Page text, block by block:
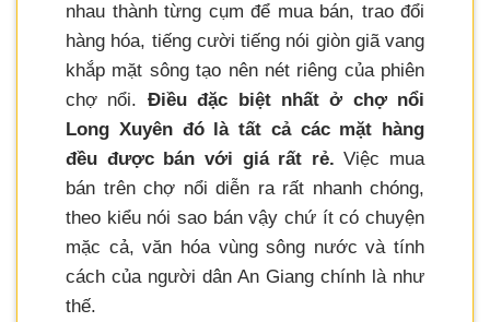
nhau thành từng cụm để mua bán, trao đổi
hàng hóa, tiếng cười tiếng nói giòn giã vang
khắp mặt sông tạo nên nét riêng của phiên
chợ nổi. Điều đặc biệt nhất ở chợ nổi
Long Xuyên đó là tất cả các mặt hàng
đều được bán với giá rất rẻ. Việc mua
bán trên chợ nổi diễn ra rất nhanh chóng,
theo kiểu nói sao bán vậy chứ ít có chuyện
mặc cả, văn hóa vùng sông nước và tính
cách của người dân An Giang chính là như
thế.